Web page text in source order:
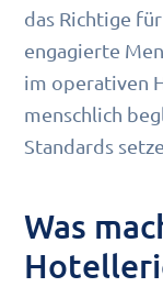
das Richtige
engagierte
im operativen
menschlich
Standards
Was